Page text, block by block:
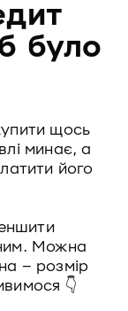
було
щось
минає, а
його
Можна
– розмір
👇